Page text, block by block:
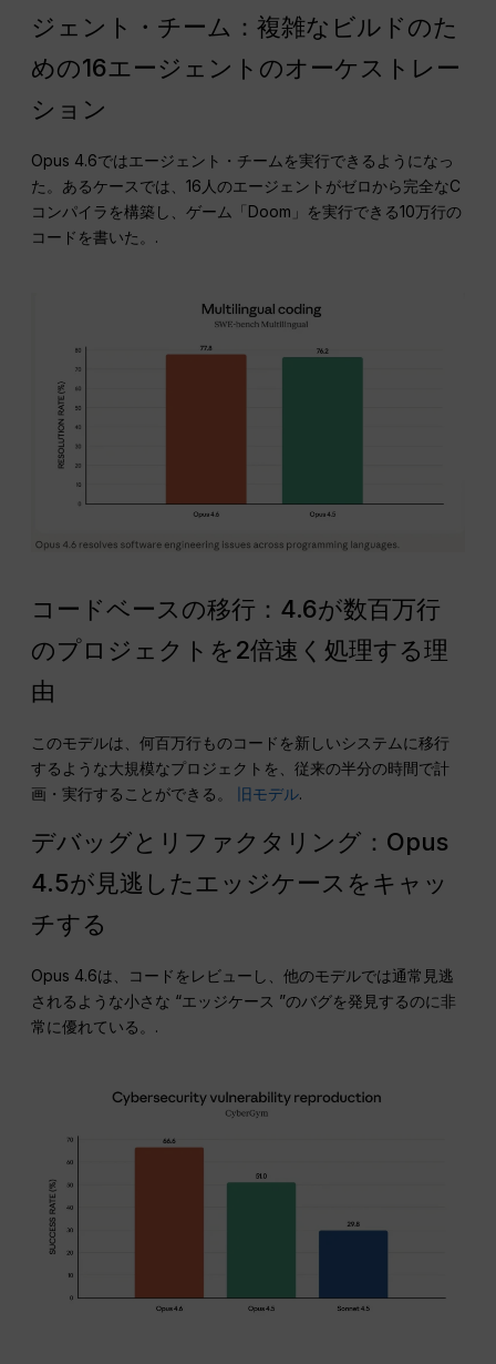
ジェント・チーム：複雑なビルドのた
めの16エージェントのオーケストレー
ション
Opus 4.6ではエージェント・チームを実行できるようになっ
た。あるケースでは、16人のエージェントがゼロから完全なC
コンパイラを構築し、ゲーム「Doom」を実行できる10万行の
コードを書いた。.
コードベースの移行：4.6が数百万行
のプロジェクトを2倍速く処理する理
由
このモデルは、何百万行ものコードを新しいシステムに移行
するような大規模なプロジェクトを、従来の半分の時間で計
画・実行することができる。
旧モデル.
デバッグとリファクタリング：Opus
4.5が見逃したエッジケースをキャッ
チする
Opus 4.6は、コードをレビューし、他のモデルでは通常見逃
されるような小さな “エッジケース ”のバグを発見するのに非
常に優れている。.